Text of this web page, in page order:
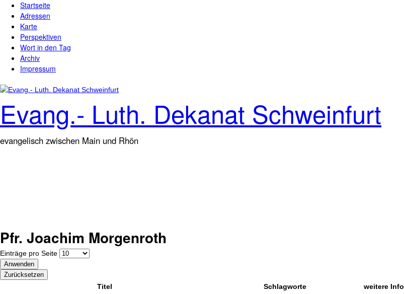
Direkt zum Inhalt
Hauptmenü
Startseite
Adressen
Karte
Perspektiven
Wort in den Tag
Archiv
Impressum
Evang.- Luth. Dekanat Schweinfurt
evangelisch zwischen Main und Rhön
Pfr. Joachim Morgenroth
Einträge pro Seite
Titel Schlagworte
weitere Info